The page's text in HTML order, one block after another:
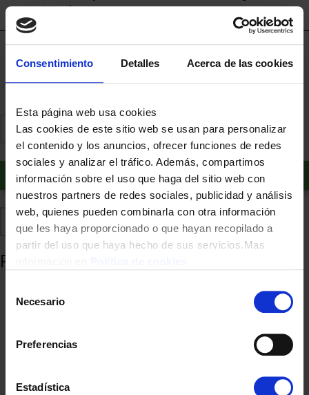
Consentimiento Detalles Acerca de las cookies
Esta página web usa cookies
Las cookies de este sitio web se usan para personalizar
el contenido y los anuncios, ofrecer funciones de redes
sociales y analizar el tráfico. Además, compartimos
información sobre el uso que haga del sitio web con
nuestros partners de redes sociales, publicidad y análisis
web, quienes pueden combinarla con otra información
que les haya proporcionado o que hayan recopilado a
partir del uso que haya hecho de sus servicios.Mas
Necesario
Preferencias
Estadística
Murcia.
Añadir al carrito
Añadir a favoritos
Productos relacionados